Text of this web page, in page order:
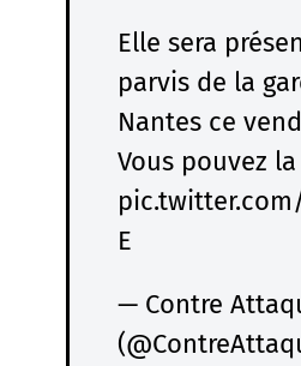
Elle sera
parvis de la
Nantes ce
Vous pouvez
pic.twitter.com/
E
— Contre